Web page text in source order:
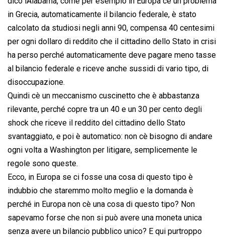
in Grecia, automaticamente il bilancio federale, è stato
calcolato da studiosi negli anni 90, compensa 40 centesimi
per ogni dollaro di reddito che il cittadino dello Stato in crisi
ha perso perché automaticamente deve pagare meno tasse
al bilancio federale e riceve anche sussidi di vario tipo, di
disoccupazione.
Quindi cè un meccanismo cuscinetto che è abbastanza
rilevante, perché copre tra un 40 e un 30 per cento degli
shock che riceve il reddito del cittadino dello Stato
svantaggiato, e poi è automatico: non cè bisogno di andare
ogni volta a Washington per litigare, semplicemente le
regole sono queste.
Ecco, in Europa se ci fosse una cosa di questo tipo è
indubbio che staremmo molto meglio e la domanda è
perché in Europa non cè una cosa di questo tipo? Non
sapevamo forse che non si può avere una moneta unica
senza avere un bilancio pubblico unico? E qui purtroppo